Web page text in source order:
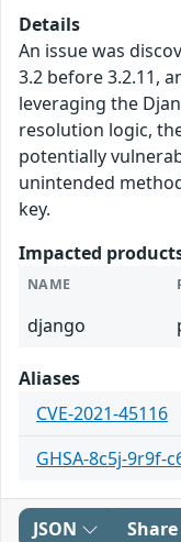
Details
An issue was
3.2 before 3.2.11,
leveraging the
resolution logic,
potentially
unintended
key.
Impacted
NAME
django
Aliases
CVE-2021-45116
GHSA-8c5j-9r9f-
JSON Share